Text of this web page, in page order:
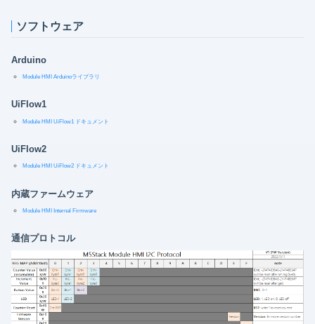
ソフトウェア
Arduino
Module HMI Arduinoライブラリ
UiFlow1
Module HMI UiFlow1 ドキュメント
UiFlow2
Module HMI UiFlow2 ドキュメント
内蔵ファームウェア
Module HMI Internal Firmware
通信プロトコル